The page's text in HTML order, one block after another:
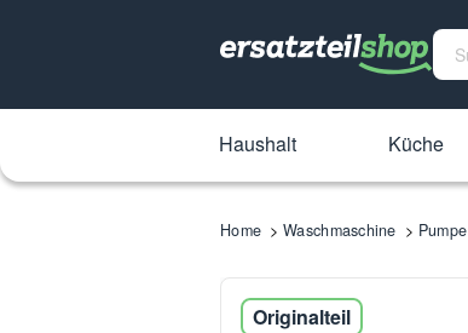
Haushalt Küche
Home Waschmaschine Pumpe
Originalteil